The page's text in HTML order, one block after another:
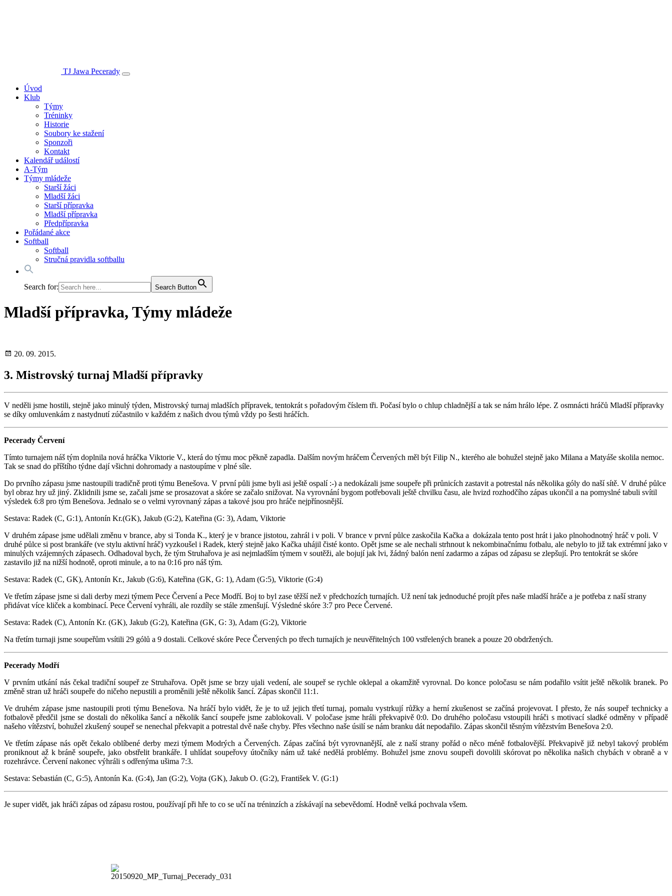
TJ Jawa Pecerady
Úvod
Klub
Týmy
Tréninky
Historie
Soubory ke stažení
Sponzoři
Kontakt
Kalendář událostí
A-Tým
Týmy mládeže
Starší žáci
Mladší žáci
Starší přípravka
Mladší přípravka
Předpřípravka
Pořádané akce
Softball
Softball
Stručná pravidla softballu
Search for: Search Button
Mladší přípravka, Týmy mládeže
20. 09. 2015.
3. Mistrovský turnaj Mladší přípravky
V neděli jsme hostili, stejně jako minulý týden, Mistrovský turnaj mladších přípravek, tentokrát s pořadovým číslem tři. Počasí bylo o chlup chladnější a tak se nám hrálo lépe. Z osmnácti hráčů Mladší přípravky
se díky omluvenkám z nastydnutí zúčastnilo v každém z našich dvou týmů vždy po šesti hráčích.
Pecerady Červení
Tímto turnajem náš tým doplnila nová hráčka Viktorie V., která do týmu moc pěkně zapadla. Dalším novým hráčem Červených měl být Filip N., kterého ale bohužel stejně jako Milana a Matyáše skolila nemoc.
Tak se snad do příštího týdne dají všichni dohromady a nastoupíme v plné síle.
Do prvního zápasu jsme nastoupili tradičně proti týmu Benešova. V první půli jsme byli asi ještě ospalí :-) a nedokázali jsme soupeře při průnicích zastavit a potrestal nás několika góly do naší sítě. V druhé půlce
byl obraz hry už jiný. Zklidnili jsme se, začali jsme se prosazovat a skóre se začalo snižovat. Na vyrovnání bygom potřebovali ještě chvilku času, ale hvizd rozhodčího zápas ukončil a na pomyslné tabuli svítil
výsledek 6:8 pro tým Benešova. Jednalo se o velmi vyrovnaný zápas a takové jsou pro hráče nejpřínosnější.
Sestava: Radek (C, G:1), Antonín Kr.(GK), Jakub (G:2), Kateřina (G: 3), Adam, Viktorie
V druhém zápase jsme udělali změnu v brance, aby si Tonda K., který je v brance jistotou, zahrál i v poli. V brance v první půlce zaskočila Kačka a dokázala tento post hrát i jako plnohodnotný hráč v poli. V
druhé půlce si post brankáře (ve stylu aktivní hráč) vyzkoušel i Radek, který stejně jako Kačka uhájil čisté konto. Opět jsme se ale nechali strhnout k nekombinačnímu fotbalu, ale nebylo to již tak extrémní jako v
minulých vzájemných zápasech. Odhadoval bych, že tým Struhařova je asi nejmladším týmem v soutěži, ale bojují jak lvi, žádný balón není zadarmo a zápas od zápasu se zlepšují. Pro tentokrát se skóre
zastavilo již na nižší hodnotě, oproti minule, a to na 0:16 pro náš tým.
Sestava: Radek (C, GK), Antonín Kr., Jakub (G:6), Kateřina (GK, G: 1), Adam (G:5), Viktorie (G:4)
Ve třetím zápase jsme si dali derby mezi týmem Pece Červení a Pece Modří. Boj to byl zase těžší než v předchozích turnajích. Už není tak jednoduché projít přes naše mladší hráče a je potřeba z naší strany
přidávat více kliček a kombinací. Pece Červení vyhráli, ale rozdíly se stále zmenšují. Výsledné skóre 3:7 pro Pece Červené.
Sestava: Radek (C), Antonín Kr. (GK), Jakub (G:2), Kateřina (GK, G: 3), Adam (G:2), Viktorie
Na třetím turnaji jsme soupeřům vsítili 29 gólů a 9 dostali. Celkové skóre Pece Červených po třech turnajích je neuvěřitelných 100 vstřelených branek a pouze 20 obdržených.
Pecerady Modří
V prvním utkání nás čekal tradiční soupeř ze Struhařova. Opět jsme se brzy ujali vedení, ale soupeř se rychle oklepal a okamžitě vyrovnal. Do konce poločasu se nám podařilo vsítit ještě několik branek. Po
změně stran už hráči soupeře do ničeho nepustili a proměnili ještě několik šancí. Zápas skončil 11:1.
Ve druhém zápase jsme nastoupili proti týmu Benešova. Na hráčí bylo vidět, že je to už jejich třetí turnaj, pomalu vystrkují růžky a herní zkušenost se začíná projevovat. I přesto, že nás soupeř technicky a
fotbalově předčil jsme se dostali do několika šancí a několik šancí soupeře jsme zablokovali. V poločase jsme hráli překvapivě 0:0. Do druhého poločasu vstoupili hráči s motivací sladké odměny v případě
našeho vítězství, bohužel zkušený soupeř se nenechal překvapit a potrestal dvě naše chyby. Přes všechno naše úsilí se nám branku dát nepodařilo. Zápas skončil těsným vítězstvím Benešova 2:0.
Ve třetím zápase nás opět čekalo oblíbené derby mezi týmem Modrých a Červených. Zápas začíná být vyrovnanější, ale z naší strany pořád o něco méně fotbalovější. Překvapivě již nebyl takový problém
proniknout až k bráně soupeře, jako obstřelit brankáře. I uhlídat soupeřovy útočníky nám už také nedělá problémy. Bohužel jsme znovu soupeři dovolili skórovat po několika našich chybách v obraně a v
rozehrávce. Červení nakonec výhráli s odřenýma ušima 7:3.
Sestava: Sebastián (C, G:5), Antonín Ka. (G:4), Jan (G:2), Vojta (GK), Jakub O. (G:2), František V. (G:1)
Je super vidět, jak hráči zápas od zápasu rostou, používají při hře to co se učí na tréninzích a získávají na sebevědomí. Hodně velká pochvala všem.